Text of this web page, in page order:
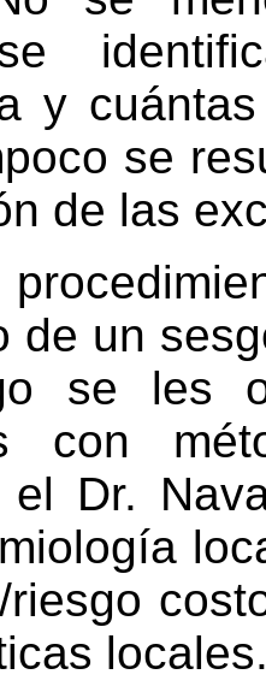
y
se
de las
de un
se les
con
Dr.